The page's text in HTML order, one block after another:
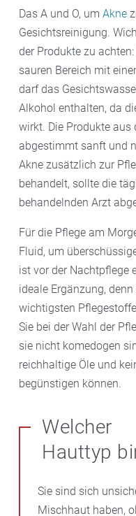
Das A und O, um Akne
Gesichtsreinigung.
der Produkte zu
sauren Bereich mit
darf das
Alkohol enthalten, da
wirkt. Die Produkte aus
abgestimmt sanft und
Akne zusätzlich zur
behandelt, sollte die
behandelnden Arzt
Für die Pflege am
Fluid, um
ist vor der Nachtpflege
ideale Ergänzung,
wichtigsten
Sie bei der Wahl der
sie nicht komedogen
reichhaltige Öle und
begünstigen können.
Welcher
Hauttyp
Sie sind sich
Mischhaut haben,